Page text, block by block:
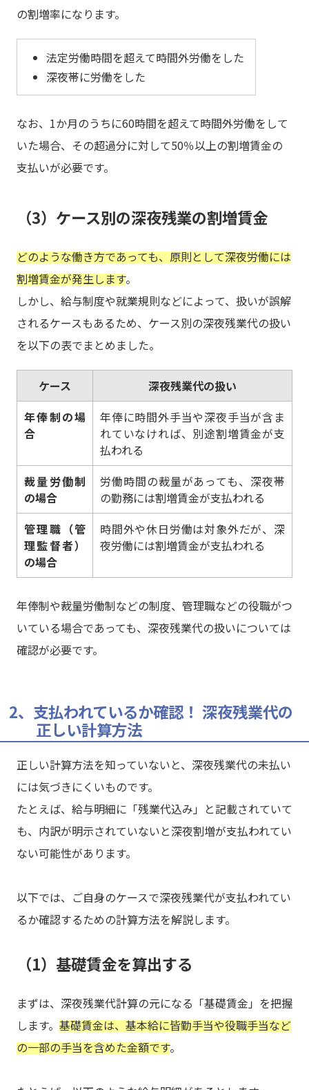
の割増率になります。
法定労働時間を超えて時間外労働をした
深夜帯に労働をした
なお、1か月のうちに60時間を超えて時間外労働をして
いた場合、その超過分に対して50％以上の割増賃金の
支払いが必要です。
（3）ケース別の深夜残業の割増賃金
どのような働き方であっても、原則として深夜労働には
割増賃金が発生します。
しかし、給与制度や就業規則などによって、扱いが誤解
されるケースもあるため、ケース別の深夜残業代の扱い
を以下の表でまとめました。
ケース
深夜残業代の扱い
年俸制の場
合
年俸に時間外手当や深夜手当が含ま
れていなければ、別途割増賃金が支
払われる
裁量労働制
の場合
労働時間の裁量があっても、深夜帯
の勤務には割増賃金が支払われる
管理職（管
理監督者）
の場合
時間外や休日労働は対象外だが、深
夜労働には割増賃金が支払われる
年俸制や裁量労働制などの制度、管理職などの役職がつ
いている場合であっても、深夜残業代の扱いについては
確認が必要です。
2、支払われているか確認！ 深夜残業代の
正しい計算方法
正しい計算方法を知っていないと、深夜残業代の未払い
には気づきにくいものです。
たとえば、給与明細に「残業代込み」と記載されていて
も、内訳が明示されていないと深夜割増が支払われてい
ない可能性があります。
以下では、ご自身のケースで深夜残業代が支払われてい
るか確認するための計算方法を解説します。
（1）基礎賃金を算出する
まずは、深夜残業代計算の元になる「基礎賃金」を把握
します。 基礎賃金は、基本給に皆勤手当や役職手当など
の一部の手当を含めた金額です。